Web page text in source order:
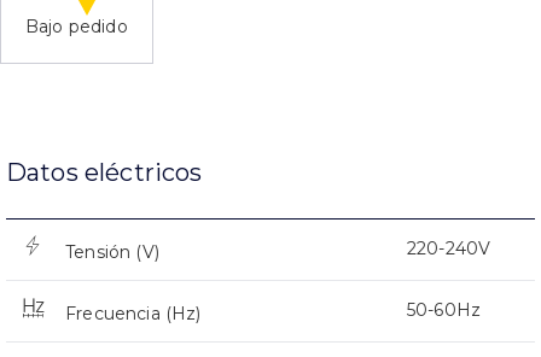
Bajo pedido
Datos eléctricos
Tensión (V) 220-240V
Frecuencia (Hz) 50-60Hz